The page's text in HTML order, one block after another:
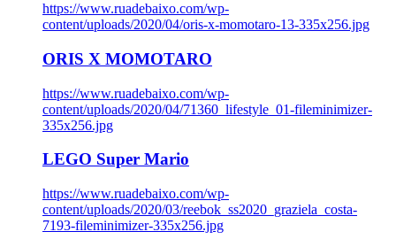
https://www.ruadebaixo.com/wp-
content/uploads/2020/04/oris-x-momotaro-13-335x256.jpg
ORIS X MOMOTARO
https://www.ruadebaixo.com/wp-
content/uploads/2020/04/71360_lifestyle_01-fileminimizer-
335x256.jpg
LEGO Super Mario
https://www.ruadebaixo.com/wp-
content/uploads/2020/03/reebok_ss2020_graziela_costa-
7193-fileminimizer-335x256.jpg